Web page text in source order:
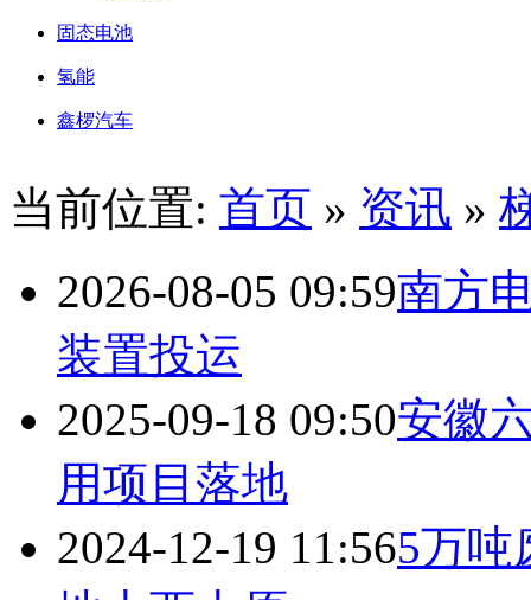
固态电池
氢能
鑫椤汽车
当前位置: 首页 » 资讯 »
2026-08-05 09:59南方
装置投运
2025-09-18 09:50安徽
用项目落地
2024-12-19 11:565万吨